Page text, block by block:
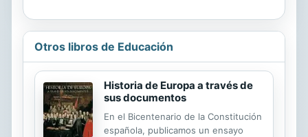
Otros libros de Educación
Historia de Europa a través de
sus documentos
En el Bicentenario de la Constitución
española, publicamos un ensayo